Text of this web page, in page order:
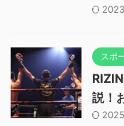
スポ
説！